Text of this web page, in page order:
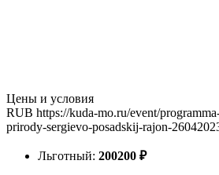
Цены и условия
RUB https://kuda-mo.ru/event/
prirody-sergievo-posadskij-rajon-
Льготный: 200200 ₽